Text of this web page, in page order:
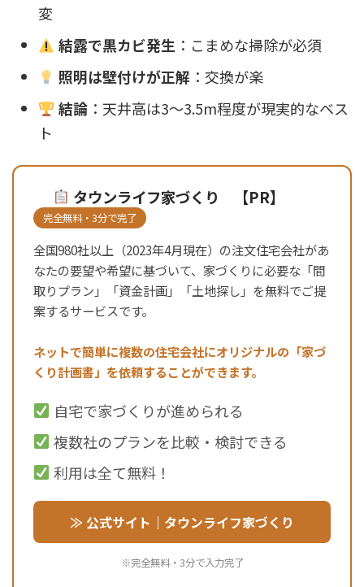
変
結露で黒カビ発生 ：こまめな掃除が必須
照明は壁付けが正解 ：交換が楽
結論：天井高は3〜3.5m程度が現実的なベス
ト
タウンライフ家づくり 【PR】
完全無料・3分で完了
全国980社以上（2023年4月現在）の注文住宅会社があ
なたの要望や希望に基づいて、家づくりに必要な「間
取りプラン」「資金計画」「土地探し」を無料でご提
案するサービスです。
ネットで簡単に複数の住宅会社にオリジナルの「家づ
くり計画書」を依頼することができます。
自宅で家づくりが進められる
複数社のプランを比較・検討できる
利用は全て無料！
≫ 公式サイト｜タウンライフ家づくり
※完全無料・3分で入力完了